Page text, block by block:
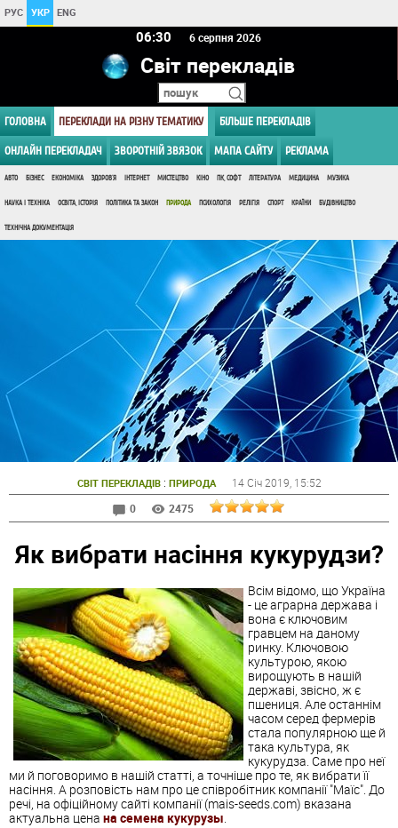
РУС УКР ENG
06 30 6 серпня 2026
Світ перекладів
ГОЛОВНА ПЕРЕКЛАДИ НА РІЗНУ ТЕМАТИКУ БІЛЬШЕ ПЕРЕКЛАДІВ
ОНЛАЙН ПЕРЕКЛАДАЧ ЗВОРОТНІЙ ЗВЯЗОК МАПА САЙТУ РЕКЛАМА
АВТО БІЗНЕС ЕКОНОМІКА ЗДОРОВ'Я ІНТЕРНЕТ МИСТЕЦТВО КІНО ПК, СОФТ ЛІТЕРАТУРА МЕДИЦИНА МУЗИКА
НАУКА І ТЕХНІКА ОСВІТА, ІСТОРІЯ ПОЛІТИКА ТА ЗАКОН ПРИРОДА ПСИХОЛОГІЯ РЕЛІГІЯ СПОРТ КРАЇНИ БУДІВНИЦТВО
ТЕХНІЧНА ДОКУМЕНТАЦІЯ
СВІТ ПЕРЕКЛАДІВ: ПРИРОДА 14 Січ 2019 , 15:52
0
2475
Як вибрати насіння кукурудзи?
Всім відомо, що Україна
- це аграрна держава і
вона є ключовим
гравцем на даному
ринку. Ключовою
культурою, якою
вирощують в нашій
державі, звісно, ж є
пшениця. Але останнім
часом серед фермерів
стала популярною ще й
така культура, як
кукурудза. Саме про неї
ми й поговоримо в нашій статті, а точніше про те, як вибрати її
насіння. А розповість нам про це співробітник компанії "Маїс". До
речі, на офіційному сайті компанії (mais-seeds.com) вказана
актуальна цена на семена кукурузы.